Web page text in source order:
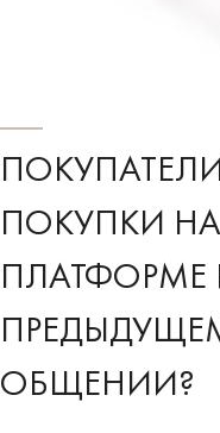
ПОКУПКИ
ПЛАТФОРМЕ
ОБЩЕНИИ?